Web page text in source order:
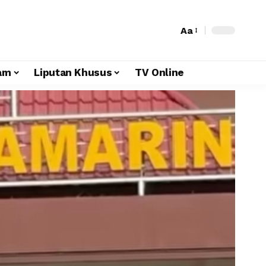
Aa
Liputan Khusus TV Online